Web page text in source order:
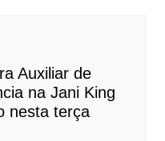
Auxiliar de
na Jani King
nesta terça